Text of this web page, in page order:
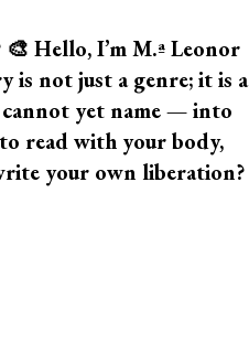
Hello, I’m M.ª Leonor
is not just a genre; it is a
yet name — into
read with your body,
your own liberation?